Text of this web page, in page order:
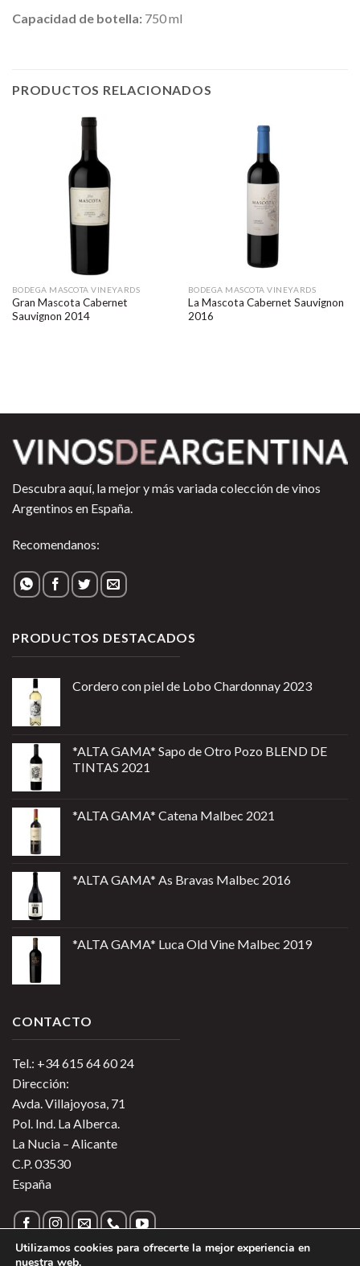
Capacidad de botella: 750 ml
PRODUCTOS RELACIONADOS
BODEGA MASCOTA VINEYARDS
Gran Mascota Cabernet
Sauvignon 2014
BODEGA MASCOTA VINEYARDS
La Mascota Cabernet Sauvignon
2016
Descubra aquí, la mejor y más variada colección de vinos
Argentinos en España.
Recomendanos:
PRODUCTOS DESTACADOS
Cordero con piel de Lobo Chardonnay 2023
*ALTA GAMA* Sapo de Otro Pozo BLEND DE
TINTAS 2021
*ALTA GAMA* Catena Malbec 2021
*ALTA GAMA* As Bravas Malbec 2016
*ALTA GAMA* Luca Old Vine Malbec 2019
CONTACTO
Tel.: +34 615 64 60 24
Dirección:
Avda. Villajoyosa, 71
Pol. Ind. La Alberca.
La Nucia – Alicante
C.P. 03530
España
Utilizamos cookies para ofrecerte la mejor experiencia en
nuestra web.